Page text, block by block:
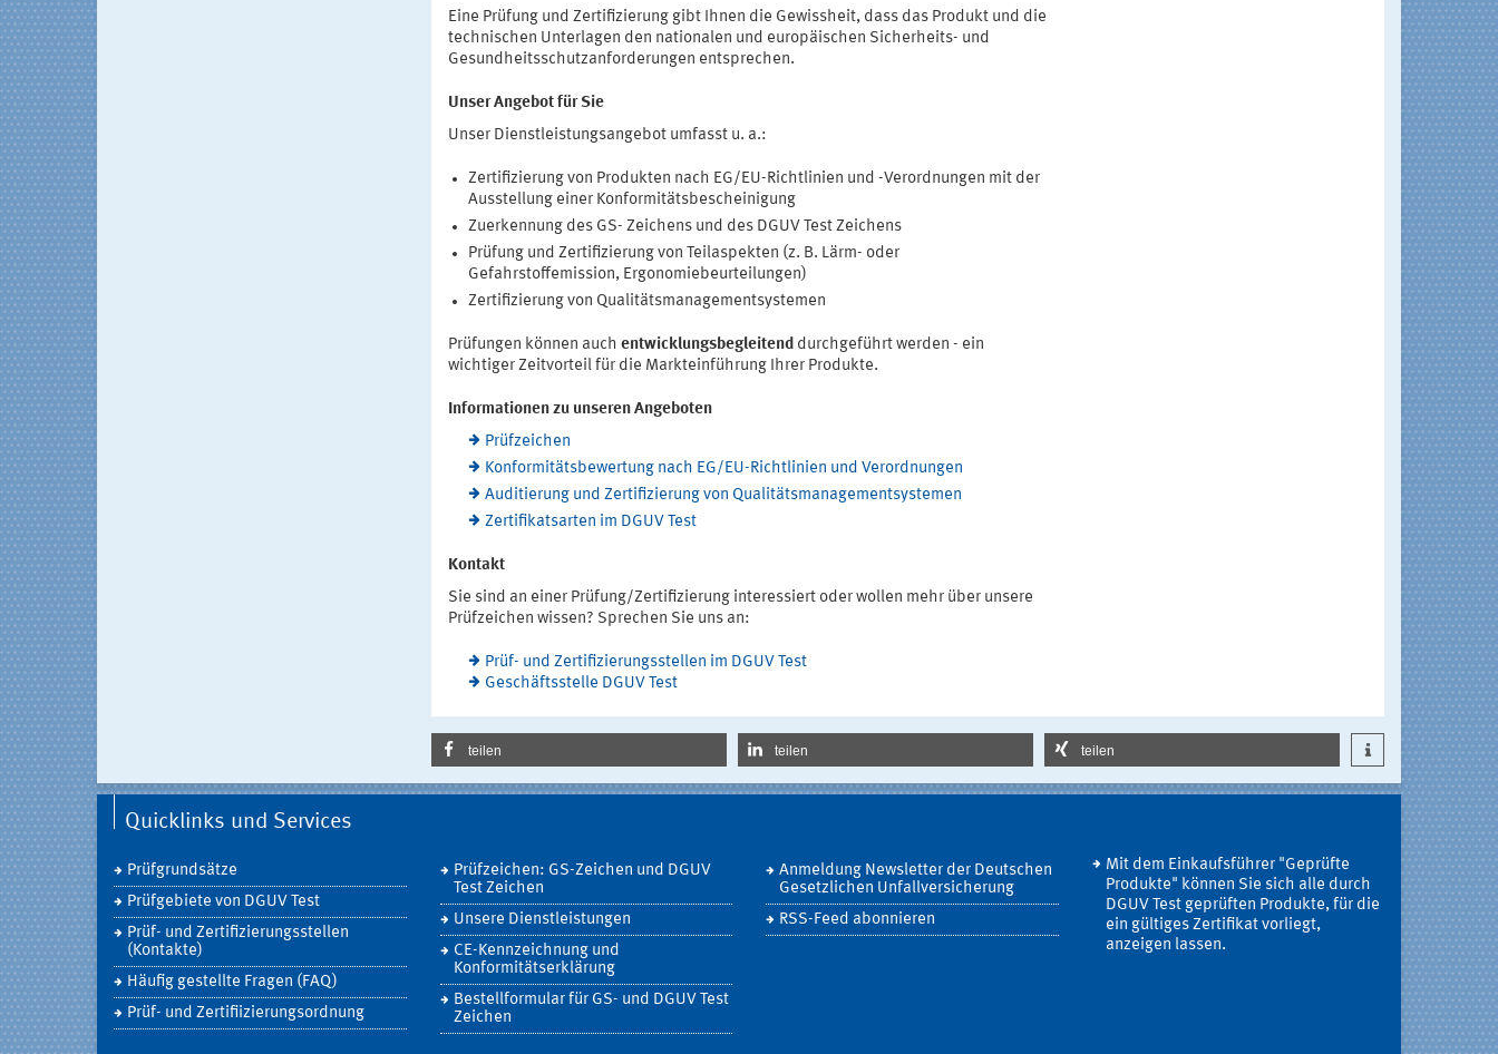
Eine Prüfung und Zertifizierung gibt Ihnen die Gewissheit, dass das Produkt und die
technischen Unterlagen den nationalen und europäischen Sicherheits- und
Gesundheitsschutzanforderungen entsprechen.
Unser Angebot für Sie
Unser Dienstleistungsangebot umfasst u. a.:
Zertifizierung von Produkten nach EG/EU-Richtlinien und -Verordnungen mit der
Ausstellung einer Konformitätsbescheinigung
Zuerkennung des GS- Zeichens und des DGUV Test Zeichens
Prüfung und Zertifizierung von Teilaspekten (z. B. Lärm- oder
Gefahrstoffemission, Ergonomiebeurteilungen)
Zertifizierung von Qualitätsmanagementsystemen
Prüfungen können auch entwicklungsbegleitend durchgeführt werden - ein
wichtiger Zeitvorteil für die Markteinführung Ihrer Produkte.
Informationen zu unseren Angeboten
Prüfzeichen
Konformitätsbewertung nach EG/EU-Richtlinien und Verordnungen
Auditierung und Zertifizierung von Qualitätsmanagementsystemen
Zertifikatsarten im DGUV Test
Kontakt
Sie sind an einer Prüfung/Zertifizierung interessiert oder wollen mehr über unsere
Prüfzeichen wissen? Sprechen Sie uns an:
Prüf- und Zertifizierungsstellen im DGUV Test
Geschäftsstelle DGUV Test
teilen teilen teilen
Quicklinks und Services
Prüfgrundsätze
Prüfgebiete von DGUV Test
Prüf- und Zertifizierungsstellen
(Kontakte)
Häufig gestellte Fragen (FAQ)
Prüf- und Zertifiizierungsordnung
Prüfzeichen: GS-Zeichen und DGUV
Test Zeichen
Unsere Dienstleistungen
CE-Kennzeichnung und
Konformitätserklärung
Bestellformular für GS- und DGUV Test
Zeichen
Anmeldung Newsletter der Deutschen
Gesetzlichen Unfallversicherung
RSS-Feed abonnieren
Mit dem Einkaufsführer "Geprüfte
Produkte" können Sie sich alle durch
DGUV Test geprüften Produkte, für die
ein gültiges Zertifikat vorliegt,
anzeigen lassen.